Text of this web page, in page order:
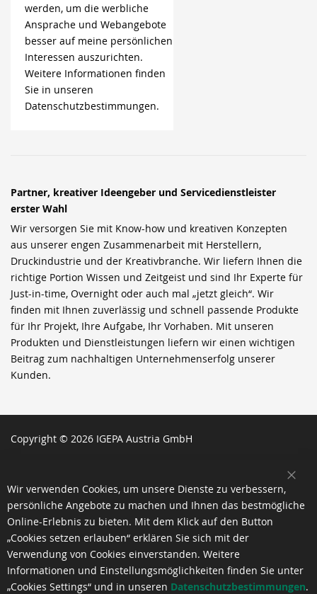
werden, um die werbliche
Ansprache und Webangebote
besser auf meine persönlichen
Interessen auszurichten.
Weitere Informationen finden
Sie in unseren
Datenschutzbestimmungen.
Partner, kreativer Ideengeber und Servicedienstleister
erster Wahl
Wir versorgen Sie mit Know-how und kreativen Konzepten
aus unserer engen Zusammenarbeit mit Herstellern,
Druckindustrie und der Kreativbranche. Wir liefern Ihnen die
richtige Portion Wissen und Zeitgeist und sind Ihr Experte für
Just-in-time, Overnight oder auch mal „jetzt gleich“. Wir
finden mit Ihnen zuverlässig und schnell passende Produkte
für Ihr Projekt, Ihre Aufgabe, Ihr Vorhaben. Mit unseren
Produkten und Dienstleistungen liefern wir einen wichtigen
Beitrag zum nachhaltigen Unternehmenserfolg unserer
Kunden.
Copyright © 2026 IGEPA Austria GmbH
Wir verwenden Cookies, um unsere Dienste zu verbessern,
persönliche Angebote zu machen und Ihnen das bestmögliche
Online-Erlebnis zu bieten. Mit dem Klick auf den Button
„Cookies setzen erlauben“ erklären Sie sich mit der
Verwendung von Cookies einverstanden. Weitere
Informationen und Einstellungsmöglichkeiten finden Sie unter
„Cookies Settings“ und in unseren Datenschutzbestimmungen.